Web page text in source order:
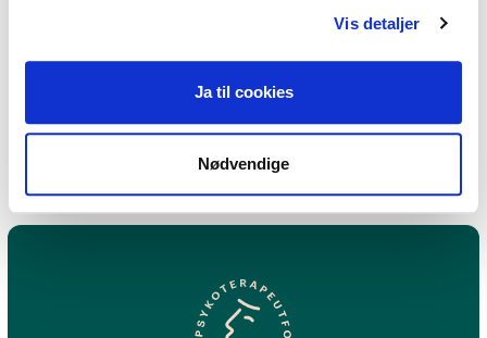
Vis detaljer
Ja til cookies
Nødvendige
reducere stress?